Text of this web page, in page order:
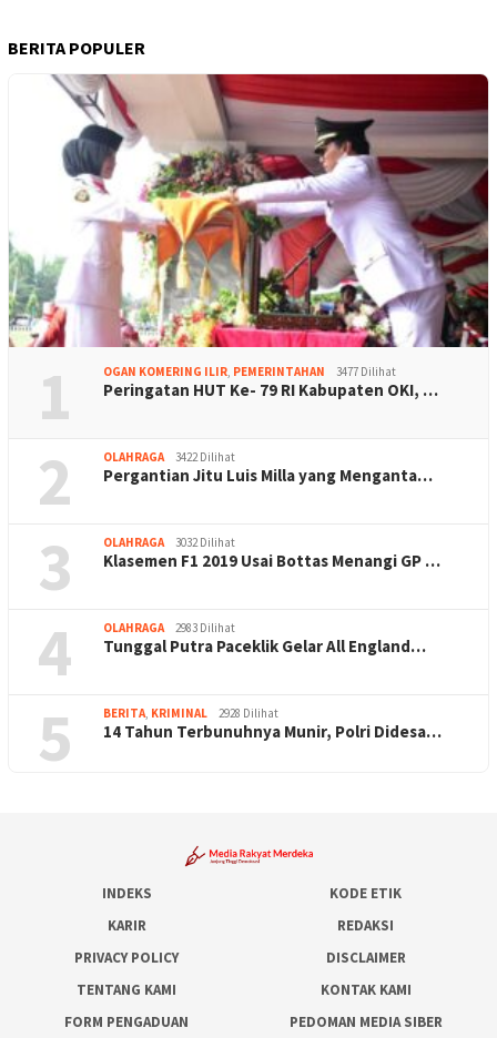
BERITA POPULER
1 OGAN KOMERING ILIR, PEMERINTAHAN 3477 Dilihat
Peringatan HUT Ke- 79 RI Kabupaten OKI, …
2 OLAHRAGA 3422 Dilihat
Pergantian Jitu Luis Milla yang Menganta…
3 OLAHRAGA 3032 Dilihat
Klasemen F1 2019 Usai Bottas Menangi GP …
4 OLAHRAGA 2983 Dilihat
Tunggal Putra Paceklik Gelar All England…
5 BERITA, KRIMINAL 2928 Dilihat
14 Tahun Terbunuhnya Munir, Polri Didesa…
INDEKS
KODE ETIK
KARIR
REDAKSI
PRIVACY POLICY
DISCLAIMER
TENTANG KAMI
KONTAK KAMI
FORM PENGADUAN
PEDOMAN MEDIA SIBER